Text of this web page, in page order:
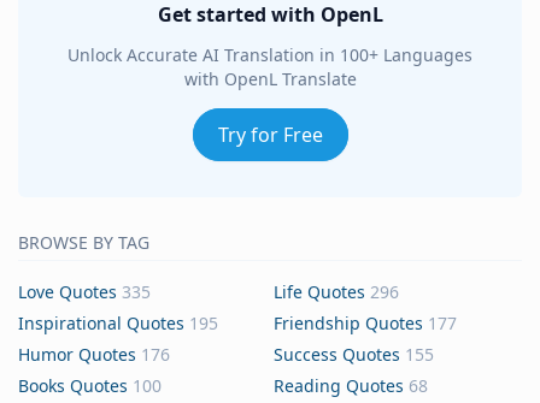
Get started with OpenL
Unlock Accurate AI Translation in 100+ Languages
with OpenL Translate
Try for Free
BROWSE BY TAG
Love Quotes 335 Life Quotes 296
Inspirational Quotes 195 Friendship Quotes 177
Humor Quotes 176 Success Quotes 155
Books Quotes 100 Reading Quotes 68